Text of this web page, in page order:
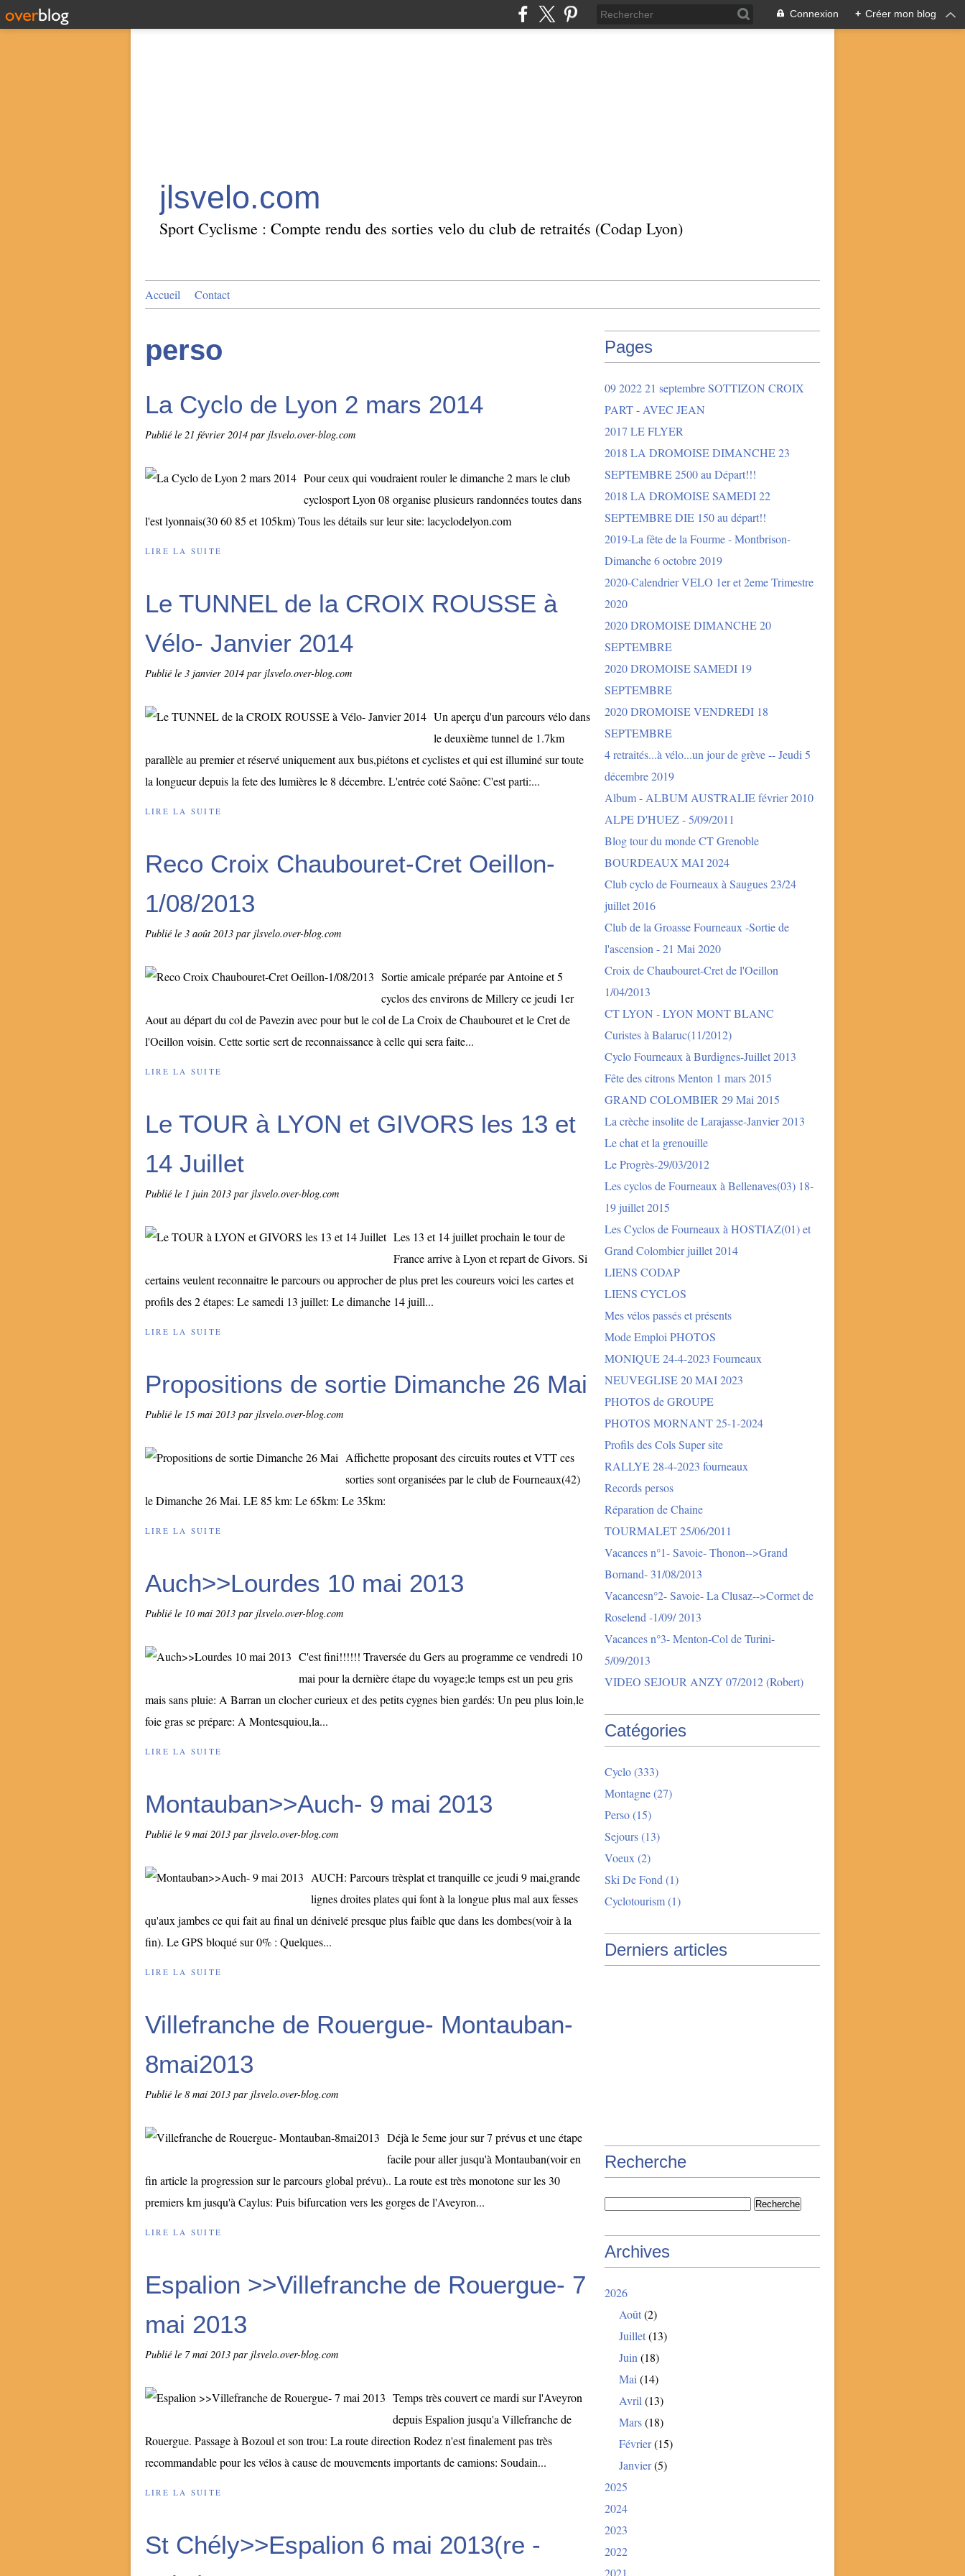
Connexion + Créer mon blog
jlsvelo.com
Sport Cyclisme : Compte rendu des sorties velo du club de retraités (Codap Lyon)
Accueil Contact
perso
La Cyclo de Lyon 2 mars 2014
Publié le 21 février 2014 par jlsvelo.over-blog.com
Pour ceux qui voudraient rouler le dimanche 2 mars le club
cyclosport Lyon 08 organise plusieurs randonnées toutes dans
l'est lyonnais(30 60 85 et 105km) Tous les détails sur leur site: lacyclodelyon.com
LIRE LA SUITE
Le TUNNEL de la CROIX ROUSSE à
Vélo- Janvier 2014
Publié le 3 janvier 2014 par jlsvelo.over-blog.com
Un aperçu d'un parcours vélo dans
le deuxième tunnel de 1.7km
parallèle au premier et réservé uniquement aux bus,piétons et cyclistes et qui est illuminé sur toute
la longueur depuis la fete des lumières le 8 décembre. L'entrée coté Saône: C'est parti:...
LIRE LA SUITE
Reco Croix Chaubouret-Cret Oeillon-
1/08/2013
Publié le 3 août 2013 par jlsvelo.over-blog.com
Sortie amicale préparée par Antoine et 5
cyclos des environs de Millery ce jeudi 1er
Aout au départ du col de Pavezin avec pour but le col de La Croix de Chaubouret et le Cret de
l'Oeillon voisin. Cette sortie sert de reconnaissance à celle qui sera faite...
LIRE LA SUITE
Le TOUR à LYON et GIVORS les 13 et
14 Juillet
Publié le 1 juin 2013 par jlsvelo.over-blog.com
Les 13 et 14 juillet prochain le tour de
France arrive à Lyon et repart de Givors. Si
certains veulent reconnaitre le parcours ou approcher de plus pret les coureurs voici les cartes et
profils des 2 étapes: Le samedi 13 juillet: Le dimanche 14 juill...
LIRE LA SUITE
Propositions de sortie Dimanche 26 Mai
Publié le 15 mai 2013 par jlsvelo.over-blog.com
Affichette proposant des circuits routes et VTT ces
sorties sont organisées par le club de Fourneaux(42)
le Dimanche 26 Mai. LE 85 km: Le 65km: Le 35km:
LIRE LA SUITE
Auch>>Lourdes 10 mai 2013
Publié le 10 mai 2013 par jlsvelo.over-blog.com
C'est fini!!!!!! Traversée du Gers au programme ce vendredi 10
mai pour la dernière étape du voyage;le temps est un peu gris
mais sans pluie: A Barran un clocher curieux et des petits cygnes bien gardés: Un peu plus loin,le
foie gras se prépare: A Montesquiou,la...
LIRE LA SUITE
Montauban>>Auch- 9 mai 2013
Publié le 9 mai 2013 par jlsvelo.over-blog.com
AUCH: Parcours trèsplat et tranquille ce jeudi 9 mai,grande
lignes droites plates qui font à la longue plus mal aux fesses
qu'aux jambes ce qui fait au final un dénivelé presque plus faible que dans les dombes(voir à la
fin). Le GPS bloqué sur 0% : Quelques...
LIRE LA SUITE
Villefranche de Rouergue- Montauban-
8mai2013
Publié le 8 mai 2013 par jlsvelo.over-blog.com
Déjà le 5eme jour sur 7 prévus et une étape
facile pour aller jusqu'à Montauban(voir en
fin article la progression sur le parcours global prévu).. La route est très monotone sur les 30
premiers km jusqu'à Caylus: Puis bifurcation vers les gorges de l'Aveyron...
LIRE LA SUITE
Espalion >>Villefranche de Rouergue- 7
mai 2013
Publié le 7 mai 2013 par jlsvelo.over-blog.com
Temps très couvert ce mardi sur l'Aveyron
depuis Espalion jusqu'a Villefranche de
Rouergue. Passage à Bozoul et son trou: La route direction Rodez n'est finalement pas très
recommandable pour les vélos à cause de mouvements importants de camions: Soudain...
LIRE LA SUITE
St Chély>>Espalion 6 mai 2013(re -
Pages
09 2022 21 septembre SOTTIZON CROIX
PART - AVEC JEAN
2017 LE FLYER
2018 LA DROMOISE DIMANCHE 23
SEPTEMBRE 2500 au Départ!!!
2018 LA DROMOISE SAMEDI 22
SEPTEMBRE DIE 150 au départ!!
2019-La fête de la Fourme - Montbrison-
Dimanche 6 octobre 2019
2020-Calendrier VELO 1er et 2eme Trimestre
2020
2020 DROMOISE DIMANCHE 20
SEPTEMBRE
2020 DROMOISE SAMEDI 19
SEPTEMBRE
2020 DROMOISE VENDREDI 18
SEPTEMBRE
4 retraités...à vélo...un jour de grève -- Jeudi 5
décembre 2019
Album - ALBUM AUSTRALIE février 2010
ALPE D'HUEZ - 5/09/2011
Blog tour du monde CT Grenoble
BOURDEAUX MAI 2024
Club cyclo de Fourneaux à Saugues 23/24
juillet 2016
Club de la Groasse Fourneaux -Sortie de
l'ascension - 21 Mai 2020
Croix de Chaubouret-Cret de l'Oeillon
1/04/2013
CT LYON - LYON MONT BLANC
Curistes à Balaruc(11/2012)
Cyclo Fourneaux à Burdignes-Juillet 2013
Fête des citrons Menton 1 mars 2015
GRAND COLOMBIER 29 Mai 2015
La crèche insolite de Larajasse-Janvier 2013
Le chat et la grenouille
Le Progrès-29/03/2012
Les cyclos de Fourneaux à Bellenaves(03) 18-
19 juillet 2015
Les Cyclos de Fourneaux à HOSTIAZ(01) et
Grand Colombier juillet 2014
LIENS CODAP
LIENS CYCLOS
Mes vélos passés et présents
Mode Emploi PHOTOS
MONIQUE 24-4-2023 Fourneaux
NEUVEGLISE 20 MAI 2023
PHOTOS de GROUPE
PHOTOS MORNANT 25-1-2024
Profils des Cols Super site
RALLYE 28-4-2023 fourneaux
Records persos
Réparation de Chaine
TOURMALET 25/06/2011
Vacances n°1- Savoie- Thonon-->Grand
Bornand- 31/08/2013
Vacancesn°2- Savoie- La Clusaz-->Cormet de
Roselend -1/09/ 2013
Vacances n°3- Menton-Col de Turini-
5/09/2013
VIDEO SEJOUR ANZY 07/2012 (Robert)
Catégories
Cyclo(333)
Montagne(27)
Perso(15)
Sejours(13)
Voeux (2)
Ski De Fond (1)
Cyclotourism(1)
Derniers articles
Recherche
Archives
2026
Août(2)
Juillet(13)
Juin (18)
Mai (14)
Avril (13)
Mars(18)
Février(15)
Janvier(5)
2025
2024
2023
2022
2021